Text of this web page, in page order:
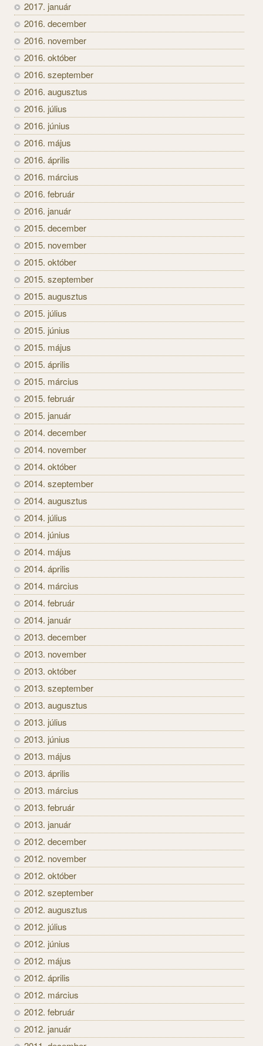
2017. január
2016. december
2016. november
2016. október
2016. szeptember
2016. augusztus
2016. július
2016. június
2016. május
2016. április
2016. március
2016. február
2016. január
2015. december
2015. november
2015. október
2015. szeptember
2015. augusztus
2015. július
2015. június
2015. május
2015. április
2015. március
2015. február
2015. január
2014. december
2014. november
2014. október
2014. szeptember
2014. augusztus
2014. július
2014. június
2014. május
2014. április
2014. március
2014. február
2014. január
2013. december
2013. november
2013. október
2013. szeptember
2013. augusztus
2013. július
2013. június
2013. május
2013. április
2013. március
2013. február
2013. január
2012. december
2012. november
2012. október
2012. szeptember
2012. augusztus
2012. július
2012. június
2012. május
2012. április
2012. március
2012. február
2012. január